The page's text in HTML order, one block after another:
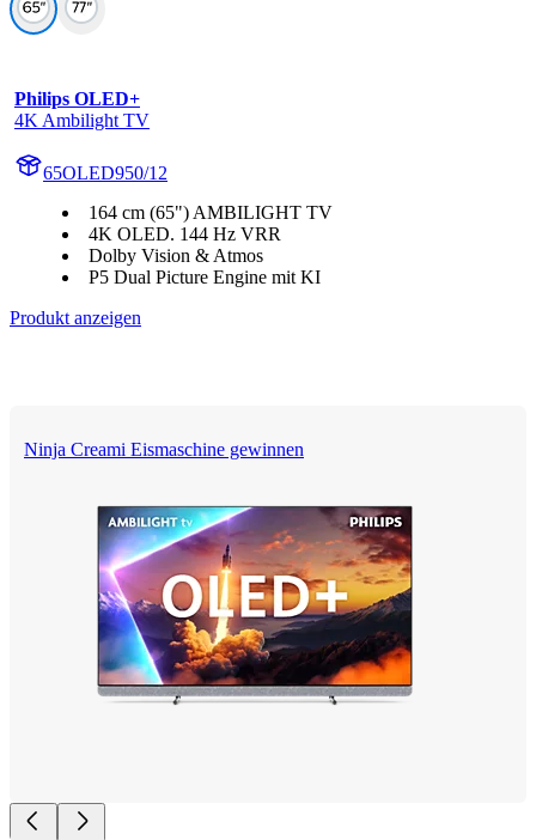
Philips OLED+
4K Ambilight TV
65OLED950/12
164 cm (65") AMBILIGHT TV
4K OLED. 144 Hz VRR
Dolby Vision & Atmos
P5 Dual Picture Engine mit KI
Produkt anzeigen
Ninja Creami Eismaschine gewinnen